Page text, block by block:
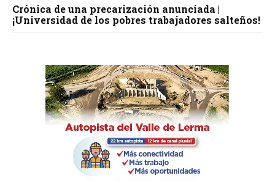
Crónica de una precarización anunciada |
¡Universidad de los pobres trabajadores salteños!